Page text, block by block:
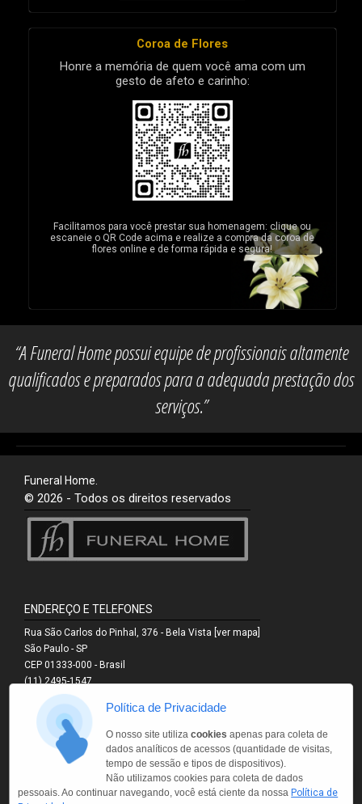
Coroa de Flores
Honre a memória de quem você ama com um
gesto de afeto e carinho:
Facilitamos para você prestar sua homenagem: clique ou
escaneie o QR Code acima e realize a compra da coroa de
flores online e de forma rápida e segura!
“A Funeral Home possui equipe de profissionais altamente
qualificados e preparados para a adequada prestação dos
serviços.”
Funeral Home.
© 2026 - Todos os direitos reservados
ENDEREÇO E TELEFONES
Rua São Carlos do Pinhal, 376 - Bela Vista [ver mapa]
São Paulo - SP
CEP 01333-000 - Brasil
(11) 2495-1547
(11) 3251-0546
(11) 3251-0544
(11) 9.6853-5137
WhatsApp
REDES SOCIAS
Política de Privacidade
O nosso site utilizacookies apenas para coleta de
dados analíticos de acessos (quantidade de visitas,
tempo de sessão e tipos de dispositivos).
Não utilizamos cookies para coleta de dados
pessoais. Ao continuar navegando, você está ciente da nossa Política de